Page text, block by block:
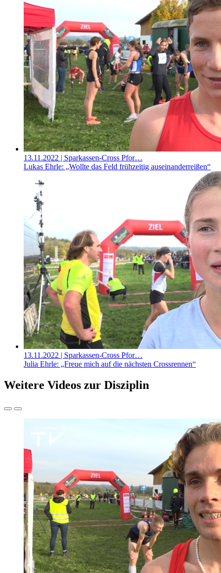
13.11.2022 | Sparkassen-Cross Pfor…
Lukas Ehrle: „Wollte das Feld frühzeitig auseinanderreißen“
13.11.2022 | Sparkassen-Cross Pfor…
Julia Ehrle: „Freue mich auf die nächsten Crossrennen“
Weitere Videos zur Disziplin